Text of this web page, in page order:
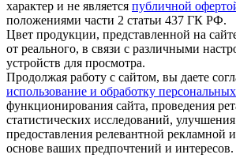
характер и не является публичной
положениями части 2 статьи 437 ГК РФ.
Цвет продукции, представленной на
от реального, в связи с различными
устройств для просмотра.
Продолжая работу с сайтом, вы даете
использование и обработку
функционирования сайта, проведения
статистических исследований,
предоставления релевантной рекламной
основе ваших предпочтений и интересов.